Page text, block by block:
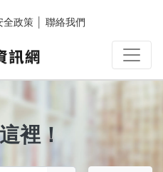
全政策 聯絡我們
裡！